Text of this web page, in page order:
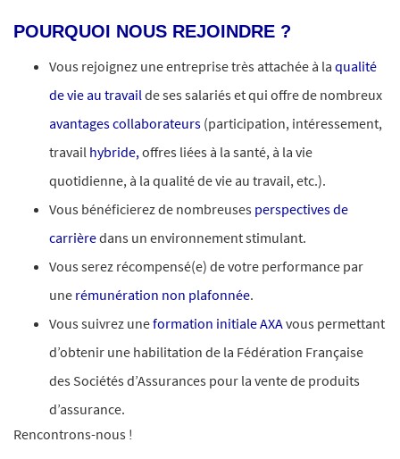
POURQUOI NOUS REJOINDRE ?
Vous rejoignez une entreprise très attachée à la qualité
de vie au travailde ses salariés et qui offre de nombreux
avantages collaborateurs (participation, intéressement,
travail hybride,offres liées à la santé, à la vie
quotidienne, à la qualité de vie au travail, etc.).
Vous bénéficierez de nombreuses perspectives de
carrièredans un environnement stimulant.
Vous serez récompensé(e) de votre performance par
une rémunération non plafonnée.
Vous suivrez uneformation initiale AXAvous permettant
d’obtenir une habilitation de la Fédération Française
des Sociétés d’Assurances pour la vente de produits
d’assurance.
Rencontrons-nous !